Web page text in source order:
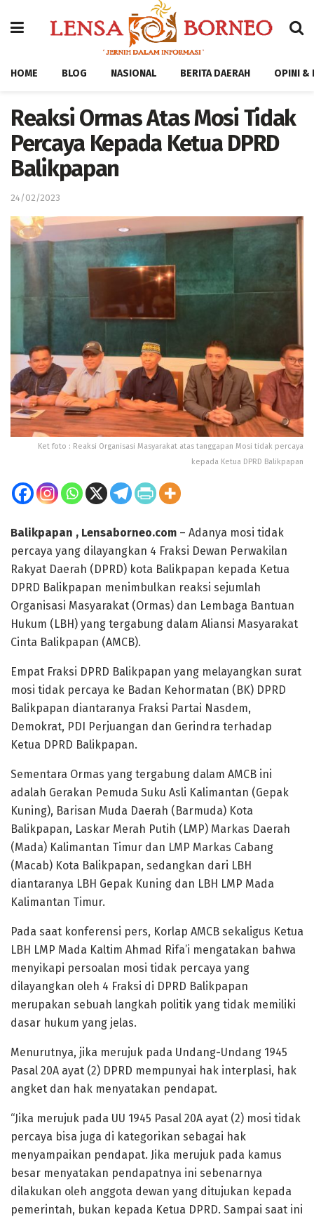
HOME BLOG NASIONAL BERITA DAERAH OPINI &
Reaksi Ormas Atas Mosi Tidak
Percaya Kepada Ketua DPRD
Balikpapan
24/02/2023
Ket foto : Reaksi Organisasi Masyarakat atas tanggapan Mosi tidak percaya
kepada Ketua DPRD Balikpapan
Balikpapan , Lensaborneo.com – Adanya mosi tidak
percaya yang dilayangkan 4 Fraksi Dewan Perwakilan
Rakyat Daerah (DPRD) kota Balikpapan kepada Ketua
DPRD Balikpapan menimbulkan reaksi sejumlah
Organisasi Masyarakat (Ormas) dan Lembaga Bantuan
Hukum (LBH) yang tergabung dalam Aliansi Masyarakat
Cinta Balikpapan (AMCB).
Empat Fraksi DPRD Balikpapan yang melayangkan surat
mosi tidak percaya ke Badan Kehormatan (BK) DPRD
Balikpapan diantaranya Fraksi Partai Nasdem,
Demokrat, PDI Perjuangan dan Gerindra terhadap
Ketua DPRD Balikpapan.
Sementara Ormas yang tergabung dalam AMCB ini
adalah Gerakan Pemuda Suku Asli Kalimantan (Gepak
Kuning), Barisan Muda Daerah (Barmuda) Kota
Balikpapan, Laskar Merah Putih (LMP) Markas Daerah
(Mada) Kalimantan Timur dan LMP Markas Cabang
(Macab) Kota Balikpapan, sedangkan dari LBH
diantaranya LBH Gepak Kuning dan LBH LMP Mada
Kalimantan Timur.
Pada saat konferensi pers, Korlap AMCB sekaligus Ketua
LBH LMP Mada Kaltim Ahmad Rifa’i mengatakan bahwa
menyikapi persoalan mosi tidak percaya yang
dilayangkan oleh 4 Fraksi di DPRD Balikpapan
merupakan sebuah langkah politik yang tidak memiliki
dasar hukum yang jelas.
Menurutnya, jika merujuk pada Undang-Undang 1945
Pasal 20A ayat (2) DPRD mempunyai hak interplasi, hak
angket dan hak menyatakan pendapat.
“Jika merujuk pada UU 1945 Pasal 20A ayat (2) mosi tidak
percaya bisa juga di kategorikan sebagai hak
menyampaikan pendapat. Jika merujuk pada kamus
besar menyatakan pendapatnya ini sebenarnya
dilakukan oleh anggota dewan yang ditujukan kepada
pemerintah, bukan kepada Ketua DPRD. Sampai saat ini